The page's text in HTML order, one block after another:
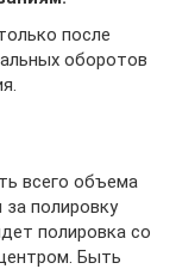
после
оборотов
всего объема
полировку
полировка со
Быть